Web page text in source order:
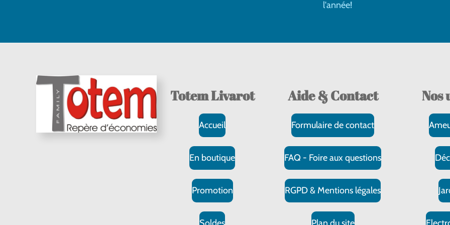
l'année!
Totem Livarot
Accueil
En boutique
Promotion
Aide & Contact
Formulaire de contact
FAQ - Foire aux questions
RGPD & Mentions légales
Nos